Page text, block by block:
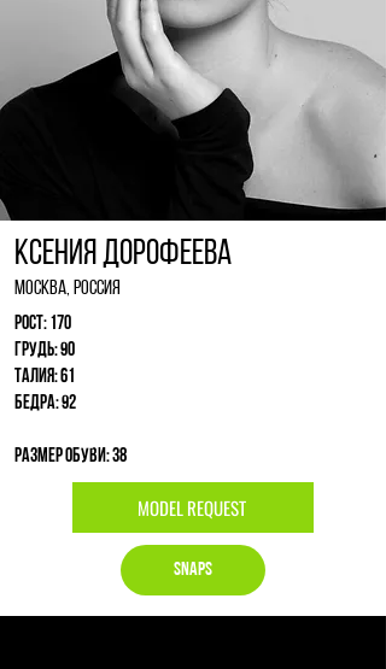
Ксения Дорофеева
Москва, Россия
Рост: 170
Грудь: 90
Талия: 61
Бедра: 92
Размер обуви: 38
MODEL REQUEST
Snaps